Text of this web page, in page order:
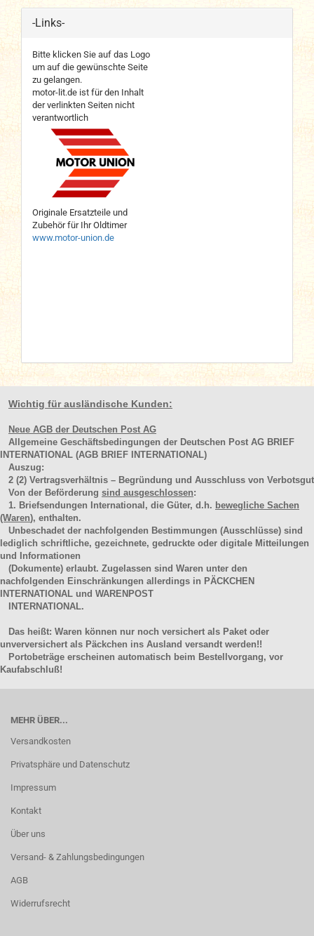
-Links-
Bitte klicken Sie auf das Logo
um auf die gewünschte Seite
zu gelangen.
motor-lit.de ist für den Inhalt
der verlinkten Seiten nicht
verantwortlich
Originale Ersatzteile und
Zubehör für Ihr Oldtimer
www.motor-union.de
Wichtig für ausländische Kunden:
Neue AGB der Deutschen Post AG
Allgemeine Geschäftsbedingungen der Deutschen Post AG BRIEF
INTERNATIONAL (AGB BRIEF INTERNATIONAL)
Auszug:
2 (2) Vertragsverhältnis – Begründung und Ausschluss von Verbotsgut
Von der Beförderung sind ausgeschlossen:
1. Briefsendungen International, die Güter, d.h. bewegliche Sachen
(Waren), enthalten.
Unbeschadet der nachfolgenden Bestimmungen (Ausschlüsse) sind
lediglich schriftliche, gezeichnete, gedruckte oder digitale Mitteilungen
und Informationen
(Dokumente) erlaubt. Zugelassen sind Waren unter den
nachfolgenden Einschränkungen allerdings in PÄCKCHEN
INTERNATIONAL und WARENPOST
INTERNATIONAL.
Das heißt: Waren können nur noch versichert als Paket oder
unverversichert als Päckchen ins Ausland versandt werden!!
Portobeträge erscheinen automatisch beim Bestellvorgang, vor
Kaufabschluß!
MEHR ÜBER...
Versandkosten
Privatsphäre und Datenschutz
Impressum
Kontakt
Über uns
Versand- & Zahlungsbedingungen
AGB
Widerrufsrecht